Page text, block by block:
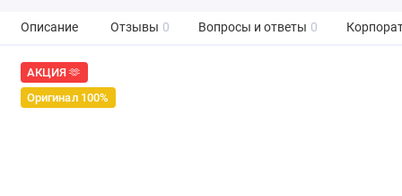
Описание Отзывы 0 Вопросы и ответы 0
АКЦИЯ 🫶
Оригинал 100%